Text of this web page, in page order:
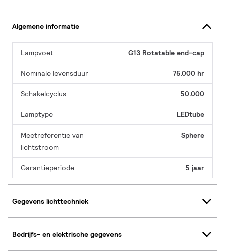
Algemene informatie
Lampvoet G13 Rotatable end-cap
Nominale levensduur 75.000 hr
Schakelcyclus 50.000
Lamptype LEDtube
Meetreferentie van
lichtstroom
Sphere
Garantieperiode 5 jaar
Gegevens lichttechniek
Bedrijfs- en elektrische gegevens